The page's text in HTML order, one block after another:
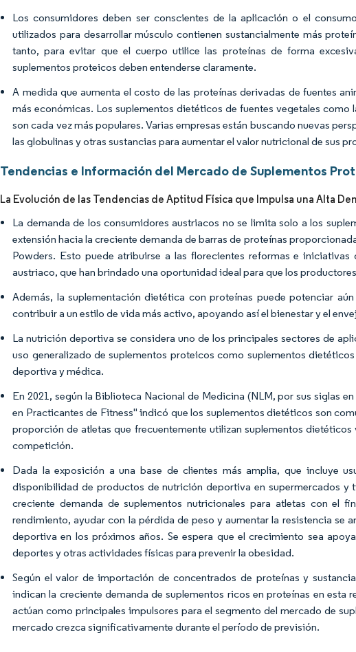
Los consumidores deben ser conscientes de la aplicación o el
utilizados para desarrollar músculo contienen sustancialmente más
tanto, para evitar que el cuerpo utilice las proteínas de forma
suplementos proteicos deben entenderse claramente.
A medida que aumenta el costo de las proteínas derivadas de fuentes
más económicas. Los suplementos dietéticos de fuentes vegetales
son cada vez más populares. Varias empresas están buscando nuevas
las globulinas y otras sustancias para aumentar el valor nutricional de sus
Tendencias e Información del Mercado de Suplementos
La Evolución de las Tendencias de Aptitud Física que Impulsa una Alta
La demanda de los consumidores austriacos no se limita solo a los
extensión hacia la creciente demanda de barras de proteínas
Powders. Esto puede atribuirse a las florecientes reformas e
austriaco, que han brindado una oportunidad ideal para que los
Además, la suplementación dietética con proteínas puede potenciar
contribuir a un estilo de vida más activo, apoyando así el bienestar y el
La nutrición deportiva se considera uno de los principales sectores de
uso generalizado de suplementos proteicos como suplementos
deportiva y médica.
En 2021, según la Biblioteca Nacional de Medicina (NLM, por sus siglas
en Practicantes de Fitness" indicó que los suplementos dietéticos son
proporción de atletas que frecuentemente utilizan suplementos
competición.
Dada la exposición a una base de clientes más amplia, que incluye
disponibilidad de productos de nutrición deportiva en supermercados y
creciente demanda de suplementos nutricionales para atletas con el
rendimiento, ayudar con la pérdida de peso y aumentar la resistencia se
deportiva en los próximos años. Se espera que el crecimiento sea
deportes y otras actividades físicas para prevenir la obesidad.
Según el valor de importación de concentrados de proteínas y
indican la creciente demanda de suplementos ricos en proteínas en
actúan como principales impulsores para el segmento del mercado de
mercado crezca significativamente durante el período de previsión.